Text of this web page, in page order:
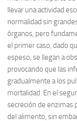
llevar una actividad
normalidad sin
órganos, pero
el primer caso, dado
espeso, se llegan a
provocando que las
gradualmente a los
mortalidad. En el
secreción de enzimas
del alimento, sin